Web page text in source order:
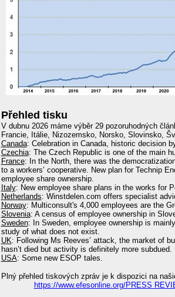
Přehled tisku
V dubnu 2026 máme výběr 29 pozoruhodných
Francie, Itálie, Nizozemsko, Norsko, Slovinsko,
Canada: Celebration in Canada, historic decision
Czechia: The Czech Republic is one of the main
France: In the North, there was the
to a workers’ cooperative. New plan for Technip
employee share ownership.
Italy: New employee share plans in the works for
Netherlands: Winstdelen.com offers specialist
Norway: Multiconsult's 4,000 employees are the
Slovenia: A census of employee ownership in
Sweden: In Sweden, employee ownership is
study of what does not exist.
UK: Following Ms Reeves’ attack, the market of
hasn’t died but activity is definitely more subdued.
USA: Some new ESOP tales.
Plný přehled tiskových zpráv je k dispozici na
https://www.efesonline.org/PRESS